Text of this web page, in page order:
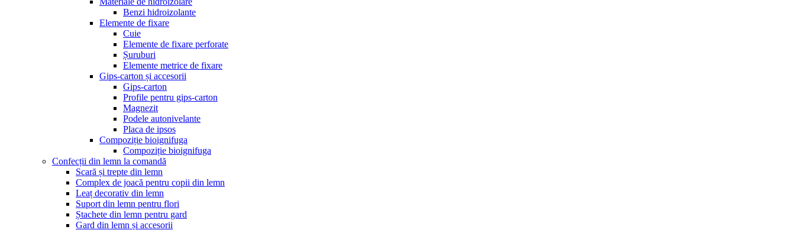
Benzi hidroizolante
Elemente de fixare
Cuie
Elemente de fixare perforate
Șuruburi
Elemente metrice de fixare
Gips-carton și accesorii
Gips-carton
Profile pentru gips-carton
Magnezit
Podele autonivelante
Placa de ipsos
Compoziție bioignifuga
Compoziție bioignifuga
Confecții din lemn la comandă
Scară și trepte din lemn
Complex de joacă pentru copii din lemn
Leaț decorativ din lemn
Suport din lemn pentru flori
Ștachete din lemn pentru gard
Gard din lemn și accesorii